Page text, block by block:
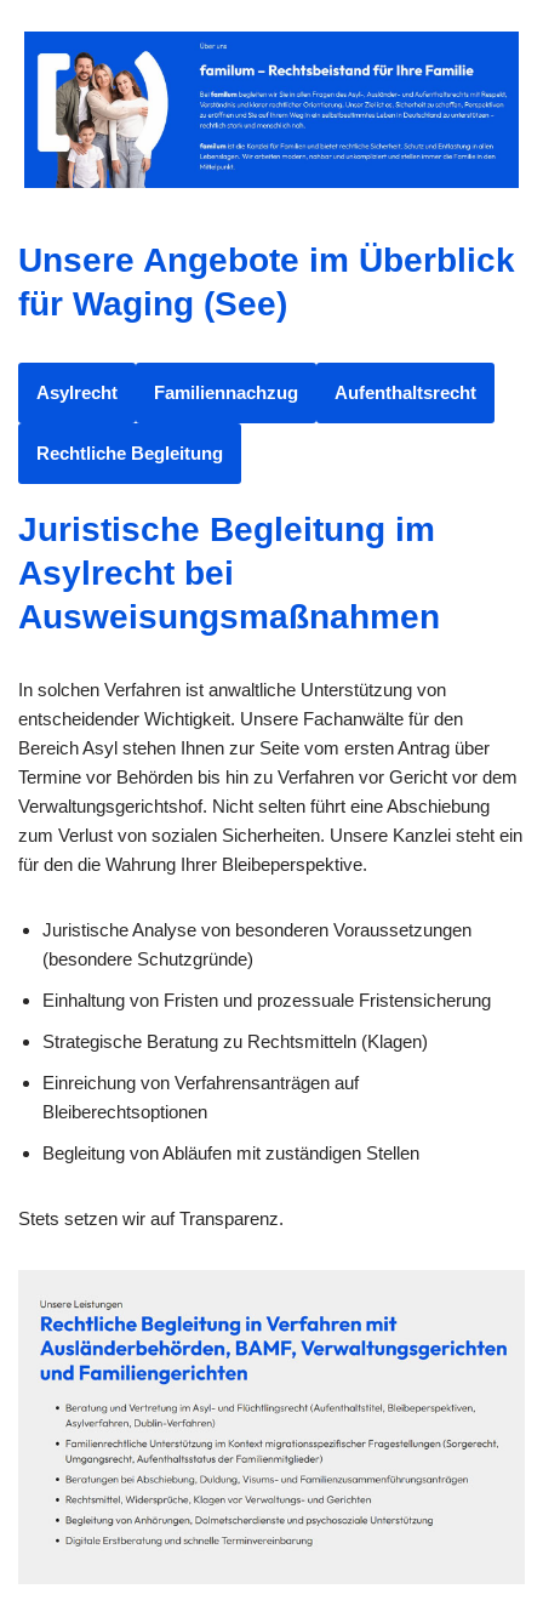
Unsere Angebote im Überblick
für Waging (See)
Asylrecht Familiennachzug Aufenthaltsrecht
Rechtliche Begleitung
Juristische Begleitung im
Asylrecht bei
Ausweisungsmaßnahmen
In solchen Verfahren ist anwaltliche Unterstützung von
entscheidender Wichtigkeit. Unsere Fachanwälte für den
Bereich Asyl stehen Ihnen zur Seite vom ersten Antrag über
Termine vor Behörden bis hin zu Verfahren vor Gericht vor dem
Verwaltungsgerichtshof. Nicht selten führt eine Abschiebung
zum Verlust von sozialen Sicherheiten. Unsere Kanzlei steht ein
für den die Wahrung Ihrer Bleibeperspektive.
Juristische Analyse von besonderen Voraussetzungen
(besondere Schutzgründe)
Einhaltung von Fristen und prozessuale Fristensicherung
Strategische Beratung zu Rechtsmitteln (Klagen)
Einreichung von Verfahrensanträgen auf
Bleiberechtsoptionen
Begleitung von Abläufen mit zuständigen Stellen
Stets setzen wir auf Transparenz.